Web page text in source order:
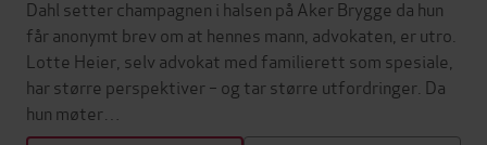
Dahl setter champagnen i halsen på Aker Brygge da hun
får anonymt brev om at hennes mann, advokaten, er utro.
Lotte Heier, selv advokat med familierett som spesiale,
har større perspektiver – og tar større utfordringer. Da
hun møter…